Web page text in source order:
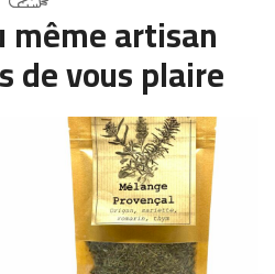
même artisan
de vous plaire